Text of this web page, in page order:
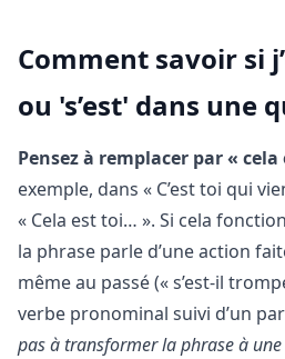
Comment savoir si
ou 's’est' dans une
Pensez à remplacer par «
exemple, dans « C’est toi qui
« Cela est toi… ». Si cela
la phrase parle d’une action
même au passé (« s’est-il
verbe pronominal suivi d’un
pas à transformer la phrase à